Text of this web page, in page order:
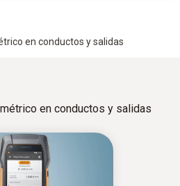
en conductos y salidas
en conductos y salidas